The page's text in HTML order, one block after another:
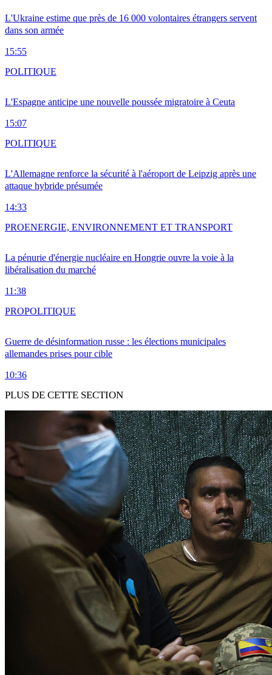
L'Ukraine estime que près de 16 000 volontaires étrangers servent
dans son armée
15:55
L'Espagne anticipe une nouvelle poussée migratoire à Ceuta
15:07
POLITIQUE
L'Allemagne renforce la sécurité à l'aéroport de Leipzig après une
attaque hybride présumée
14:33
POLITIQUE
La pénurie d'énergie nucléaire en Hongrie ouvre la voie à la
libéralisation du marché
11:38
PROENERGIE, ENVIRONNEMENT ET TRANSPORT
Guerre de désinformation russe : les élections municipales
allemandes prises pour cible
10:36
PROPOLITIQUE
PLUS DE CETTE SECTION